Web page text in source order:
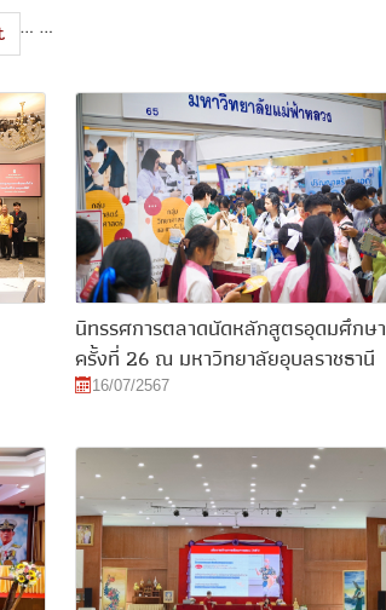
… …
นิทรรศการตลาดนัดหลักสูตรอุดมศึกษา
ครั้งที่ 26 ณ มหาวิทยาลัยอุบลราชธานี
16/07/2567